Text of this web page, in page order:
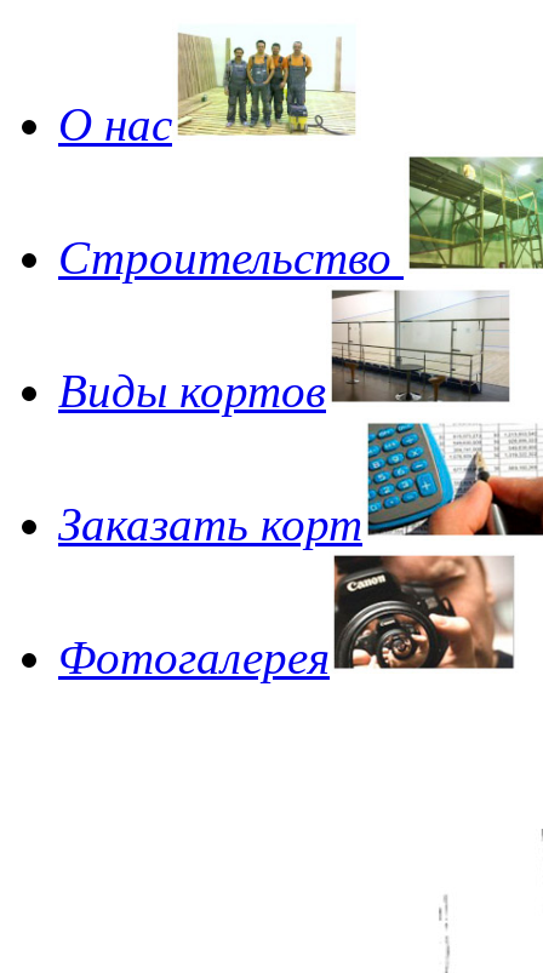
О нас
Строительство
Виды кортов
Заказать корт
Фотогалерея